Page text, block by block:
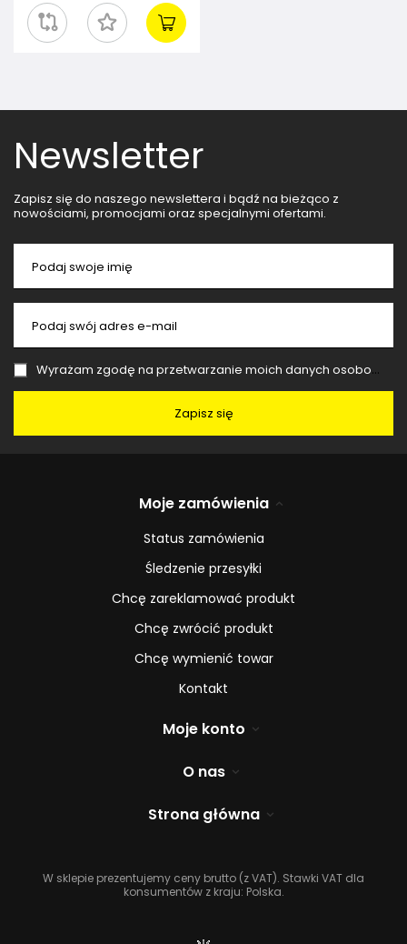
Newsletter
Zapisz się do naszego newslettera i bądź na bieżąco z
nowościami, promocjami oraz specjalnymi ofertami.
Podaj swoje imię
Podaj swój adres e-mail
Wyrażam zgodę na przetwarzanie moich danych osobowych (adres e-mail) na potrzeby wysyłki newslettera z informacją handlową (marketing). Więcej w
Zapisz się
Moje zamówienia
Status zamówienia
Śledzenie przesyłki
Chcę zareklamować produkt
Chcę zwrócić produkt
Chcę wymienić towar
Kontakt
Moje konto
O nas
Strona główna
W sklepie prezentujemy ceny brutto (z VAT). Stawki VAT dla
konsumentów z kraju: Polska.